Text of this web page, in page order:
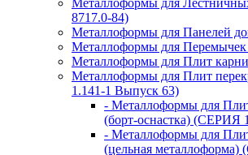
Металлоформы для
8717.0-84)
Металлоформы для Панелей
Металлоформы для
Металлоформы для Плит
Металлоформы для Плит
1.141-1 Выпуск 63)
- Металлоформы для
(борт-оснастка) (СЕРИЯ
- Металлоформы для
(цельная